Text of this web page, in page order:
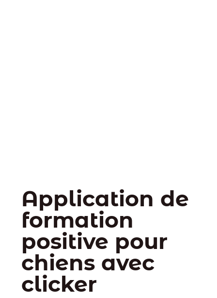
Application de
formation
positive pour
chiens avec
clicker